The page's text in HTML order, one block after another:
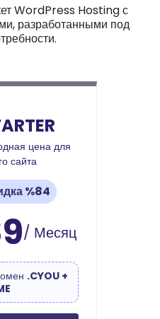
WordPress Hosting с
разработанными под
цена для
сайта
%84
/ Месяц
.CYOU +